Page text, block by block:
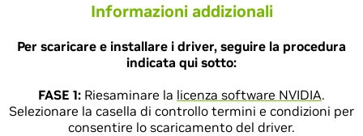
Informazioni addizionali
Per scaricare e installare i driver, seguire la procedura
indicata qui sotto:
FASE 1: Riesaminare la licenza software NVIDIA.
Selezionare la casella di controllo termini e condizioni per
consentire lo scaricamento del driver.